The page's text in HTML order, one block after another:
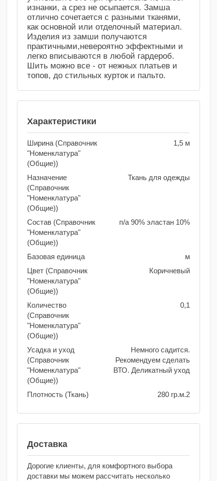
изнанки, а срез не осыпается. Замша
отлично сочетается с разными тканями,
как основной или отделочный материал.
Изделия из замши получаются
практичными,невероятно эффектными и
легко вписываются в любой гардероб.
Шить можно все - от нежных платьев и
топов, до стильных курток и пальто.
Характеристики
Ширина (Справочник
"Номенклатура"
(Общие))
1,5 м
Назначение
(Справочник
"Номенклатура"
(Общие))
Ткань для одежды
Состав (Справочник
"Номенклатура"
(Общие))
п/а 90% эластан 10%
Базовая единица
м
Цвет (Справочник
"Номенклатура"
(Общие))
Коричневый
Количество
(Справочник
"Номенклатура"
(Общие))
0,1
Усадка и уход
(Справочник
"Номенклатура"
(Общие))
Немного садится.
Рекомендуем сделать
ВТО. Деликатный уход
Плотность (Ткань) 280 гр.м.2
Доставка
Дорогие клиенты, для комфортного выбора
доставки мы можем рассчитать несколько